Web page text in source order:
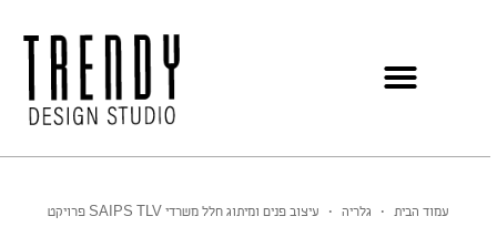
עמוד הבית גלריה עיצוב פנים ומיתוג חלל משרדי SAIPS TLV פרויקט